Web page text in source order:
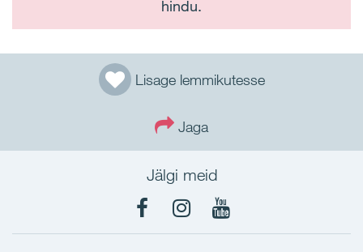
Lisage lemmikutesse
Jaga
hindu.
Jälgi meid
FacebookInstagram
YouTube